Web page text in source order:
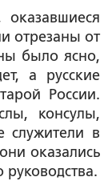
отрезаны от
было ясно,
а русские
России.
консулы,
служители в
оказались
руководства.